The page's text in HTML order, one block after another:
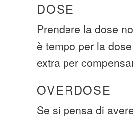
DOSE
Prendere la dose
è tempo per la
extra per
OVERDOSE
Se si pensa di